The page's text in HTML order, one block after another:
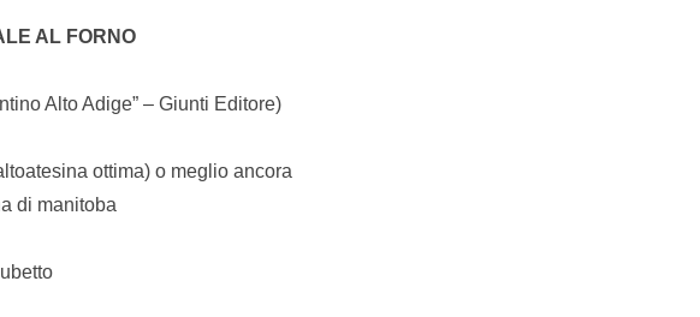
AL FORNO
Alto Adige” – Giunti Editore)
ottima) o meglio ancora
di manitoba